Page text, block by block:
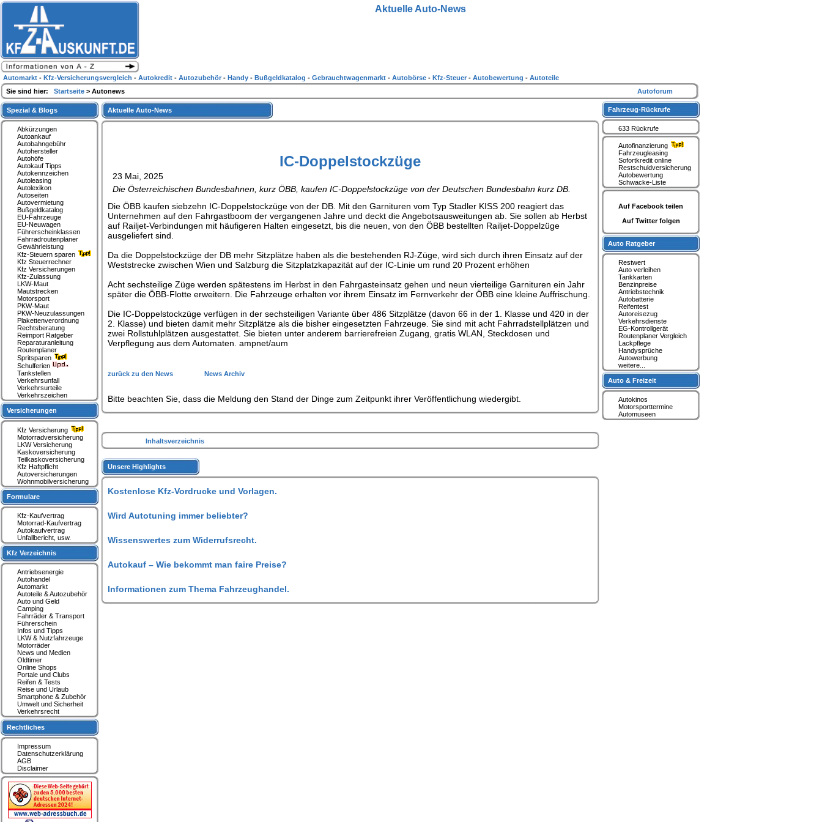
Aktuelle Auto-News
IC-Doppelstockzüge
23 Mai, 2025
Die Österreichischen Bundesbahnen, kurz ÖBB, kaufen IC-Doppelstockzüge von der Deutschen Bundesbahn kurz DB.
Die ÖBB kaufen siebzehn IC-Doppelstockzüge von der DB. Mit den Garnituren vom Typ Stadler KISS 200 reagiert das
Unternehmen auf den Fahrgastboom der vergangenen Jahre und deckt die Angebotsausweitungen ab. Sie sollen ab Herbst
auf Railjet-Verbindungen mit häufigeren Halten eingesetzt, bis die neuen, von den ÖBB bestellten Railjet-Doppelzüge
ausgeliefert sind.
Da die Doppelstockzüge der DB mehr Sitzplätze haben als die bestehenden RJ-Züge, wird sich durch ihren Einsatz auf der
Weststrecke zwischen Wien und Salzburg die Sitzplatzkapazität auf der IC-Linie um rund 20 Prozent erhöhen
Acht sechsteilige Züge werden spätestens im Herbst in den Fahrgasteinsatz gehen und neun vierteilige Garnituren ein Jahr
später die ÖBB-Flotte erweitern. Die Fahrzeuge erhalten vor ihrem Einsatz im Fernverkehr der ÖBB eine kleine Auffrischung.
Die IC-Doppelstockzüge verfügen in der sechsteiligen Variante über 486 Sitzplätze (davon 66 in der 1. Klasse und 420 in der
2. Klasse) und bieten damit mehr Sitzplätze als die bisher eingesetzten Fahrzeuge. Sie sind mit acht Fahrradstellplätzen und
zwei Rollstuhlplätzen ausgestattet. Sie bieten unter anderem barrierefreien Zugang, gratis WLAN, Steckdosen und
Verpflegung aus dem Automaten. ampnet/aum
zurück zu den News News Archiv
Bitte beachten Sie, dass die Meldung den Stand der Dinge zum Zeitpunkt ihrer Veröffentlichung wiedergibt.
Inhaltsverzeichnis
Unsere Highlights
Kostenlose Kfz-Vordrucke und Vorlagen.
Wird Autotuning immer beliebter?
Wissenswertes zum Widerrufsrecht.
Autokauf – Wie bekommt man faire Preise?
Informationen zum Thema Fahrzeughandel.
Spezial & Blogs
Abkürzungen
Autoankauf
Autobahngebühr
Autohersteller
Autohöfe
Autokauf Tipps
Autokennzeichen
Autoleasing
Autolexikon
Autoseiten
Autovermietung
Bußgeldkatalog
EU-Fahrzeuge
EU-Neuwagen
Führerscheinklassen
Fahrradroutenplaner
Gewährleistung
Kfz-Steuern sparen
Kfz Steuerrechner
Kfz Versicherungen
Kfz-Zulassung
LKW-Maut
Mautstrecken
Motorsport
PKW-Maut
PKW-Neuzulassungen
Plakettenverordnung
Rechtsberatung
Reimport Ratgeber
Reparaturanleitung
Routenplaner
Spritsparen
Schulferien
Tankstellen
Verkehrsunfall
Verkehrsurteile
Verkehrszeichen
Versicherungen
Kfz Versicherung
Motorradversicherung
LKW Versicherung
Kaskoversicherung
Teilkaskoversicherung
Kfz Haftpflicht
Autoversicherungen
Wohnmobilversicherung
Formulare
Kfz-Kaufvertrag
Motorrad-Kaufvertrag
Autokaufvertrag
Unfallbericht, usw.
Kfz Verzeichnis
Antriebsenergie
Autohandel
Automarkt
Autoteile & Autozubehör
Auto und Geld
Camping
Fahrräder & Transport
Führerschein
Infos und Tipps
LKW & Nutzfahrzeuge
Motorräder
News und Medien
Oldtimer
Online Shops
Portale und Clubs
Reifen & Tests
Reise und Urlaub
Smartphone & Zubehör
Umwelt und Sicherheit
Verkehrsrecht
Rechtliches
Impressum
Datenschutzerklärung
AGB
Disclaimer
Fahrzeug-Rückrufe
633 Rückrufe
Autofinanzierung
Fahrzeugleasing
Sofortkredit online
Restschuldversicherung
Autobewertung
Schwacke-Liste
Auf Facebook teilen
Auf Twitter folgen
Auto Ratgeber
Restwert
Auto verleihen
Tankkarten
Benzinpreise
Antriebstechnik
Autobatterie
Reifentest
Autoreisezug
Verkehrsdienste
EG-Kontrollgerät
Routenplaner Vergleich
Lackpflege
Handysprüche
Autowerbung
weitere...
Auto & Freizeit
Autokinos
Motorsporttermine
Automuseen
Aktuelle Auto-News
Automarkt - Kfz-Versicherungsvergleich - Autokredit - Autozubehör - Handy - Bußgeldkatalog - Gebrauchtwagenmarkt - Autobörse - Kfz-Steuer - Autobewertung - Autoteile
Sie sind hier: Startseite > Autonews Autoforum